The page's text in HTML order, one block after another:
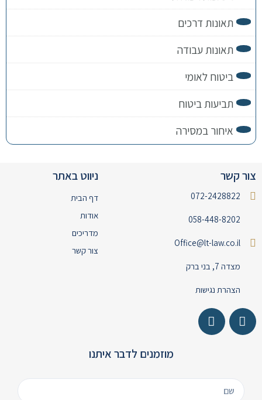
תאונות דרכים
תאונות עבודה
ביטוח לאומי
תביעות ביטוח
איחור במסירה
צור קשר
072-2428822
058-448-8202
Office@lt-law.co.il
מצדה 7, בני ברק
הצהרת נגישות
ניווט באתר
דף הבית
אודות
מדריכים
צור קשר
מוזמנים לדבר איתנו